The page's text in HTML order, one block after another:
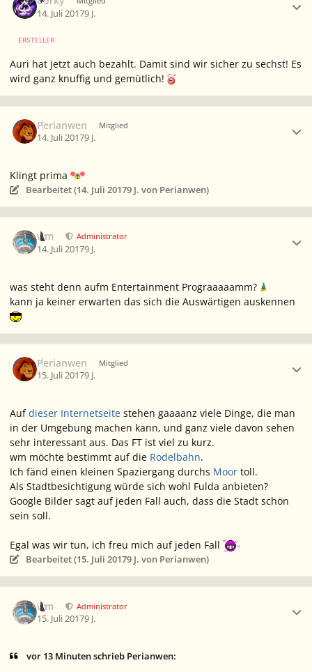
14. Juli 20179 J.
ERSTELLER
Auri hat jetzt auch bezahlt. Damit sind wir sicher zu sechst! Es
wird ganz knuffig und gemütlich!
Perianwen Mitglied
14. Juli 20179 J.
Klingt prima
Bearbeitet (14. Juli 20179 J. von Perianwen)
wm Administrator
14. Juli 20179 J.
was steht denn aufm Entertainment Prograaaaamm?
kann ja keiner erwarten das sich die Auswärtigen auskennen
Perianwen Mitglied
15. Juli 20179 J.
Aufdieser Internetseite stehen gaaaanz viele Dinge, die man
in der Umgebung machen kann, und ganz viele davon sehen
sehr interessant aus. Das FT ist viel zu kurz.
wm möchte bestimmt auf die Rodelbahn.
Ich fänd einen kleinen Spaziergang durchs Moor toll.
Als Stadtbesichtigung würde sich wohl Fulda anbieten?
Google Bilder sagt auf jeden Fall auch, dass die Stadt schön
sein soll.
Egal was wir tun, ich freu mich auf jeden Fall
Bearbeitet (15. Juli 20179 J. von Perianwen)
wm Administrator
15. Juli 20179 J.
vor 13 Minuten schrieb Perianwen: